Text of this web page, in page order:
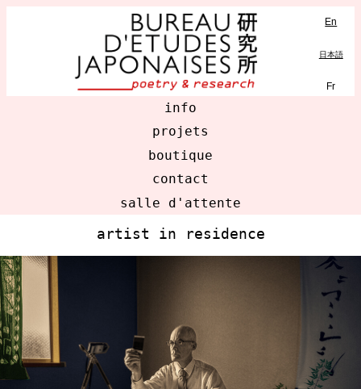
En
日本語
Fr
info
projets
boutique
contact
salle d'attente
artist in residence
MENU